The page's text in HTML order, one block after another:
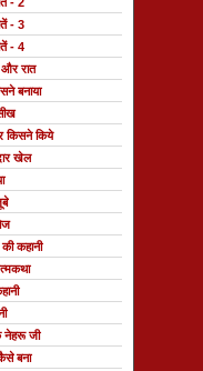
- 3
- 4
रात
बनाया
किसने किये
खेल
कहानी
नेहरू जी
बना